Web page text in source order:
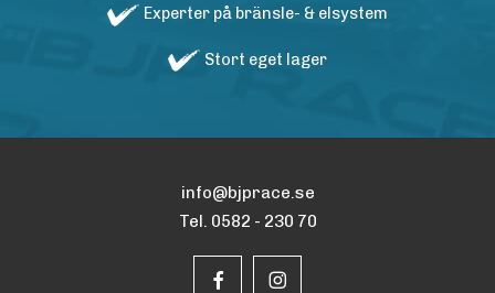
Experter på bränsle- & elsystem
Stort eget lager
info@bjprace.se
Tel. 0582 - 230 70